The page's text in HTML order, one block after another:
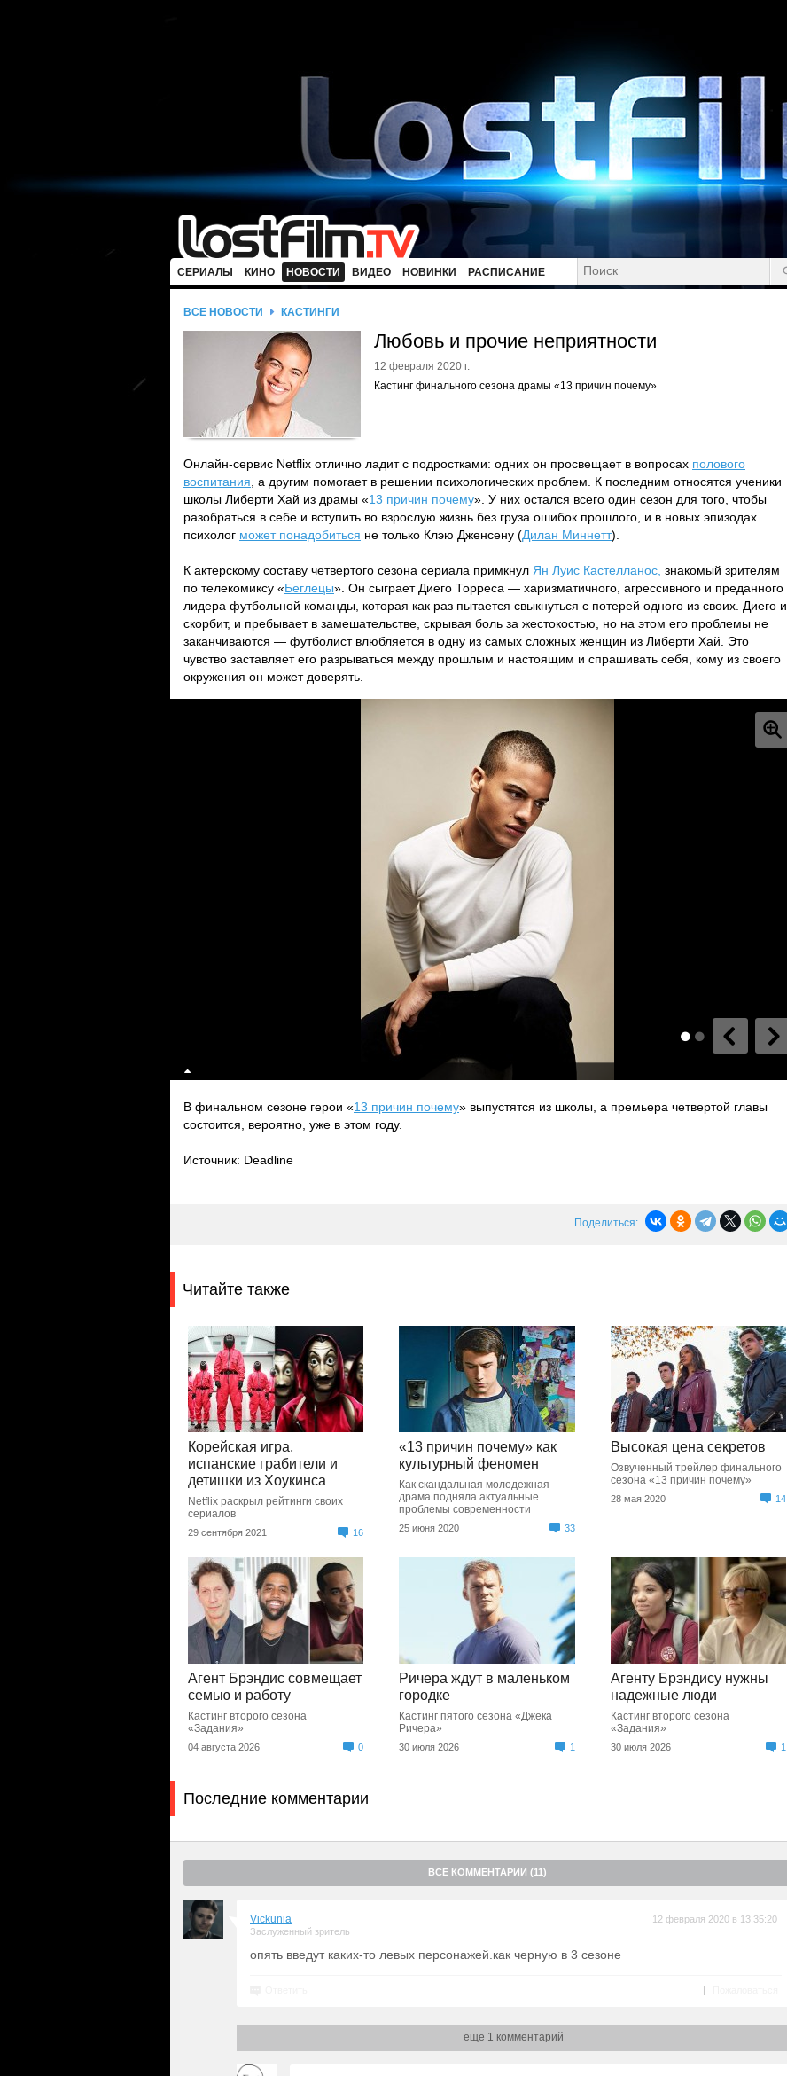
СЕРИАЛЫ КИНО НОВОСТИ ВИДЕО НОВИНКИ РАСПИСАНИЕ
ВСЕ НОВОСТИ КАСТИНГИ
Любовь и прочие неприятности
12 февраля 2020 г.
Кастинг финального сезона драмы «13 причин почему»
Онлайн-сервис Netflix отлично ладит с подростками: одних он просвещает в вопросах полового
воспитания , а другим помогает в решении психологических проблем. К последним относятся ученики
школы Либерти Хай из драмы «13 причин почему». У них остался всего один сезон для того, чтобы
разобраться в себе и вступить во взрослую жизнь без груза ошибок прошлого, и в новых эпизодах
психолог может понадобиться не только Клэю Дженсену (Дилан Миннетт).
К актерскому составу четвертого сезона сериала примкнул Ян Луис Кастелланос, знакомый зрителям
по телекомиксу «Беглецы». Он сыграет Диего Торреса — харизматичного, агрессивного и преданного
лидера футбольной команды, которая как раз пытается свыкнуться с потерей одного из своих. Диего и
скорбит, и пребывает в замешательстве, скрывая боль за жестокостью, но на этом его проблемы не
заканчиваются — футболист влюбляется в одну из самых сложных женщин из Либерти Хай. Это
чувство заставляет его разрываться между прошлым и настоящим и спрашивать себя, кому из своего
окружения он может доверять.
В финальном сезоне герои «13 причин почему» выпустятся из школы, а премьера четвертой главы
состоится, вероятно, уже в этом году.
Источник: Deadline
Поделиться:
Читайте также
Корейская игра,
испанские грабители и
детишки из Хоукинса
Netflix раскрыл рейтинги своих
сериалов
29 сентября 2021 16
«13 причин почему» как
культурный феномен
Как скандальная молодежная
драма подняла актуальные
проблемы современности
25 июня 2020 33
Высокая цена секретов
Озвученный трейлер финального
сезона «13 причин почему»
28 мая 2020 14
Агент Брэндис совмещает
семью и работу
Кастинг второго сезона
«Задания»
04 августа 2026 0
Ричера ждут в маленьком
городке
Кастинг пятого сезона «Джека
Ричера»
30 июля 2026 1
Агенту Брэндису нужны
надежные люди
Кастинг второго сезона
«Задания»
30 июля 2026 1
Последние комментарии
ВСЕ КОММЕНТАРИИ (11)
Vickunia
Заслуженный зритель
12 февраля 2020 в 13:35:20
опять введут каких-то левых персонажей.как черную в 3 сезоне
|
еще 1 комментарий